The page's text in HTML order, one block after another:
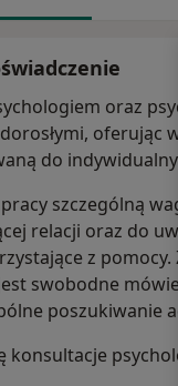
oraz
oferując
do
szczególną
relacji oraz do
z
swobodne
poszukiwanie
konsultacje